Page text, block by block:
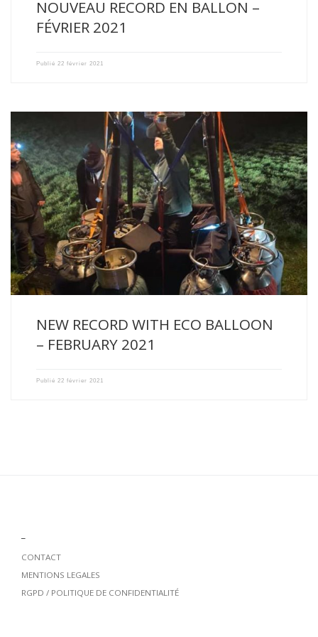
NOUVEAU RECORD EN BALLON –
FÉVRIER 2021
Publié 22 février 2021
With a flight of 11h53 and 736 kilometres covered, Alex […]
NEW RECORD WITH ECO BALLOON
– FEBRUARY 2021
Publié 22 février 2021
CONTACT
MENTIONS LEGALES
RGPD / POLITIQUE DE CONFIDENTIALITÉ